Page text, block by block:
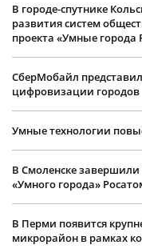
В городе-спутнике
развития систем
проекта «Умные города
СберМобайл
цифровизации городов
Умные технологии
В Смоленске
«Умного города»
В Перми появится
микрорайон в рамках